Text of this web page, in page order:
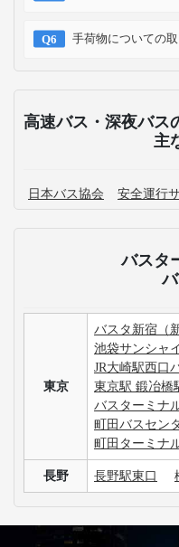
手荷物についての
高速バス・深夜バス
主
日本バス協会 安全運行
バスタ
東京
バスタ新宿（
池袋サンシャ
JR大崎駅西口
東京駅 鍛冶橋
バスターミナ
町田バスセン
町田ターミナ
長野 長野駅東口